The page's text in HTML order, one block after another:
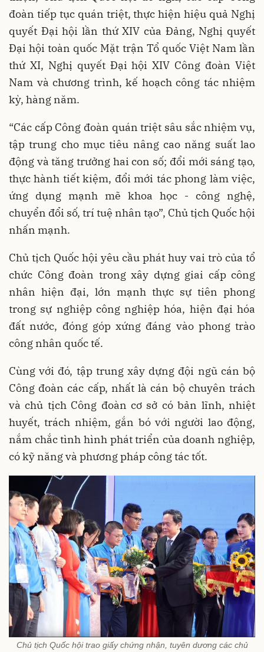
đoàn tiếp tục quán triệt, thực hiện hiệu quả Nghị
quyết Đại hội lần thứ XIV của Đảng, Nghị quyết
Đại hội toàn quốc Mặt trận Tổ quốc Việt Nam lần
thứ XI, Nghị quyết Đại hội XIV Công đoàn Việt
Nam và chương trình, kế hoạch công tác nhiệm
kỳ, hàng năm.
“Các cấp Công đoàn quán triệt sâu sắc nhiệm vụ,
tập trung cho mục tiêu nâng cao năng suất lao
động và tăng trưởng hai con số; đổi mới sáng tạo,
thực hành tiết kiệm, đổi mới tác phong làm việc,
ứng dụng mạnh mẽ khoa học - công nghệ,
chuyển đổi số, trí tuệ nhân tạo”, Chủ tịch Quốc hội
nhấn mạnh.
Chủ tịch Quốc hội yêu cầu phát huy vai trò của tổ
chức Công đoàn trong xây dựng giai cấp công
nhân hiện đại, lớn mạnh thực sự tiên phong
trong sự nghiệp công nghiệp hóa, hiện đại hóa
đất nước, đóng góp xứng đáng vào phong trào
công nhân quốc tế.
Cùng với đó, tập trung xây dựng đội ngũ cán bộ
Công đoàn các cấp, nhất là cán bộ chuyên trách
và chủ tịch Công đoàn cơ sở có bản lĩnh, nhiệt
huyết, trách nhiệm, gắn bó với người lao động,
nắm chắc tình hình phát triển của doanh nghiệp,
có kỹ năng và phương pháp công tác tốt.
Chủ tịch Quốc hội trao giấy chứng nhận, tuyên dương các chủ